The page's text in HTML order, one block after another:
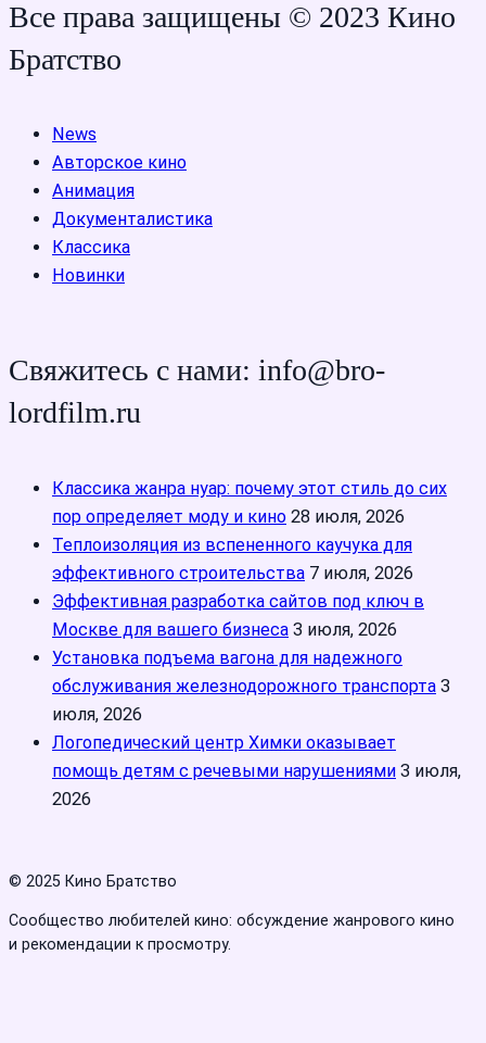
Все права защищены © 2023 Кино
Братство
News
Авторское кино
Анимация
Документалистика
Классика
Новинки
Свяжитесь с нами: info@bro-
lordfilm.ru
Классика жанра нуар: почему этот стиль до сих
пор определяет моду и кино 28 июля, 2026
Теплоизоляция из вспененного каучука для
эффективного строительства 7 июля, 2026
Эффективная разработка сайтов под ключ в
Москве для вашего бизнеса 3 июля, 2026
Установка подъема вагона для надежного
обслуживания железнодорожного транспорта 3
июля, 2026
Логопедический центр Химки оказывает
помощь детям с речевыми нарушениями 3 июля,
2026
© 2025 Кино Братство
Сообщество любителей кино: обсуждение жанрового кино
и рекомендации к просмотру.